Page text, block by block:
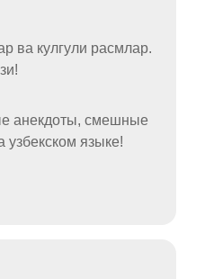
ва кулгули расмлар.
анекдоты, смешные
узбекском языке!